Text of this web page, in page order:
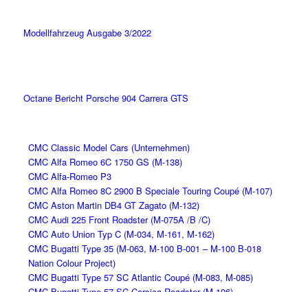
Modellfahrzeug Ausgabe 3/2022
Octane Bericht Porsche 904 Carrera GTS
CMC Classic Model Cars (Unternehmen)
CMC Alfa Romeo 6C 1750 GS (M-138)
CMC Alfa-Romeo P3
CMC Alfa Romeo 8C 2900 B Speciale Touring Coupé (M-107)
CMC Aston Martin DB4 GT Zagato (M-132)
CMC Audi 225 Front Roadster (M-075A /B /C)
CMC Auto Union Typ C (M-034, M-161, M-162)
CMC Bugatti Type 35 (M-063, M-100 B-001 – M-100 B-018
Nation Colour Project)
CMC Bugatti Type 57 SC Atlantic Coupé (M-083, M-085)